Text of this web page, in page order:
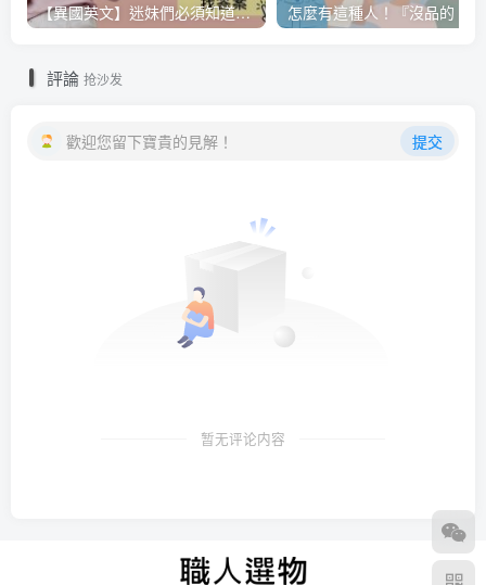
【異國英文】迷妹們必須知道的小知識，「TMI」是什麼意思呢？
評論 抢沙发
歡迎您留下寶貴的見解！ 提交
暂无评论内容